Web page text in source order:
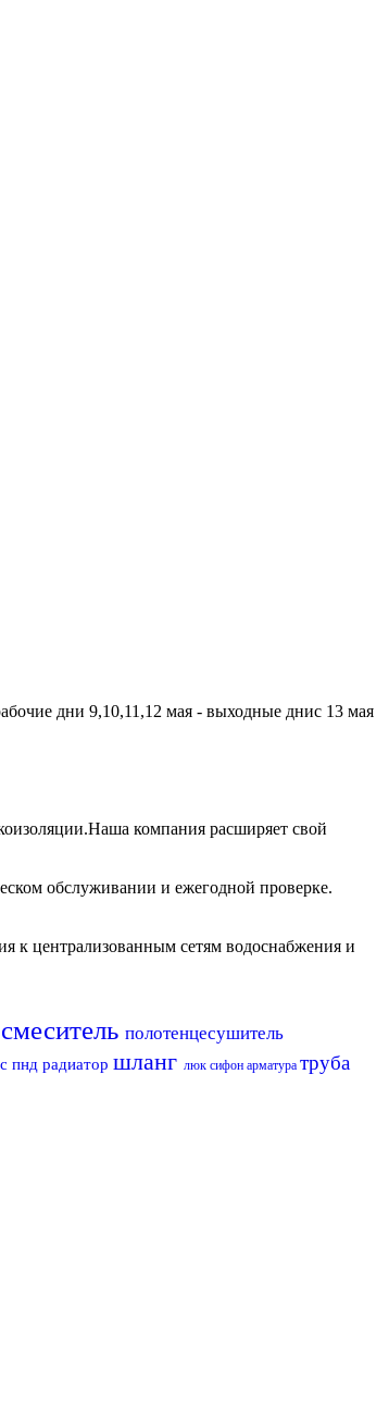
дни 9,10,11,12 мая - выходные днис 13 мая
компания расширяет свой
обслуживании и ежегодной проверке.
к централизованным сетям водоснабжения и
смеситель полотенцесушитель
пнд радиатор шланг люк сифон арматура труба